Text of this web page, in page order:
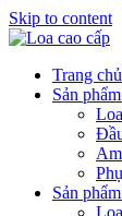
Skip to content
Trang chủ
Sản
Sản